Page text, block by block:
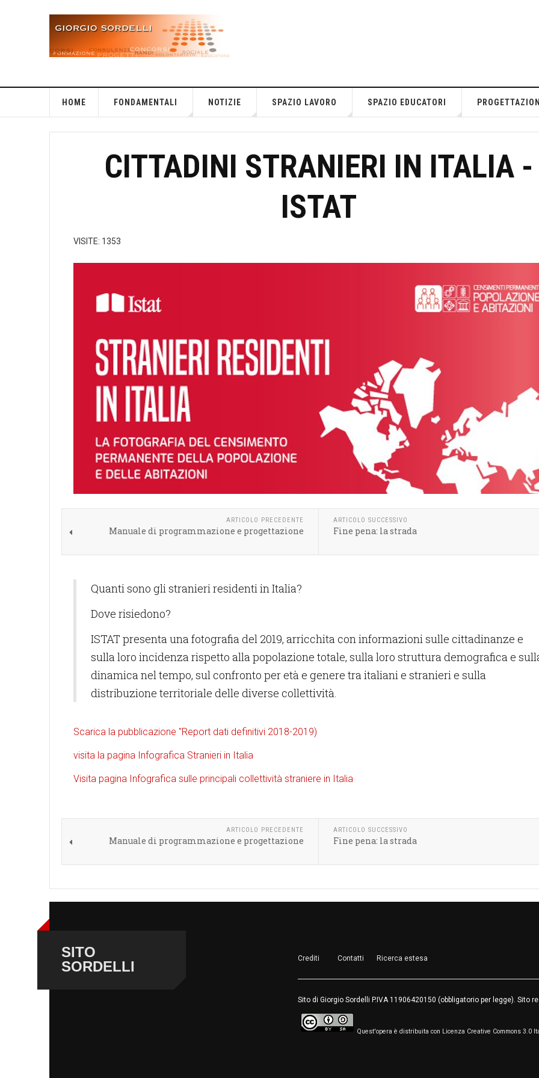
HOME FONDAMENTALI NOTIZIE SPAZIO LAVORO SPAZIO EDUCATORI
CITTADINI STRANIERI IN ITALIA -
ISTAT
VISITE: 1353
ARTICOLO PRECEDENTE
Manuale di programmazione e progettazione
ARTICOLO SUCCESSIVO
Fine pena: la strada
Quanti sono gli stranieri residenti in Italia?
Dove risiedono?
ISTAT presenta una fotografia del 2019, arricchita con informazioni sulle cittadinanze e
sulla loro incidenza rispetto alla popolazione totale, sulla loro struttura demografica e
dinamica nel tempo, sul confronto per età e genere tra italiani e stranieri e sulla
distribuzione territoriale delle diverse collettività.
Scarica la pubblicazione "Report dati definitivi 2018-2019)
visita la pagina Infografica Stranieri in Italia
Visita pagina Infografica sulle principali collettività straniere in Italia
ARTICOLO PRECEDENTE
Manuale di programmazione e progettazione
ARTICOLO SUCCESSIVO
Fine pena: la strada
SITO
SORDELLI
Crediti Contatti Ricerca estesa
Sito di Giorgio Sordelli P.IVA 11906420150 (obbligatorio per legge). Sito
Quest'opera è distribuita con Licenza Creative Commons 3.0